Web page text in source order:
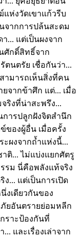
แห่งวัดเขาแก้วรีบ
จากการปล้นสะดม
... แต่เป็นผงจาก
ศักดิ์สิทธิ์จาก
ตนตรัย เชื่อกันว่า...
ามารถเห็นสิ่งที่คน
จากข้าศึก แต่... เมื่อ
ริงที่น่าสะพรึง...
การปลูกฝังจิตสำนึก
ของผู้อื่น เมื่อครั้ง
ผงจากถ้ำแห่งนี้...
ติ... ไม่แบ่งแยกศัตรู
รรม นี่คือพลังแท้จริง
... แต่เป็นการเปิด
งเดียวกันของ
ภัยอันตรายย่อมหลีก
ราะป้องกันที่
และเรื่องเล่าจาก